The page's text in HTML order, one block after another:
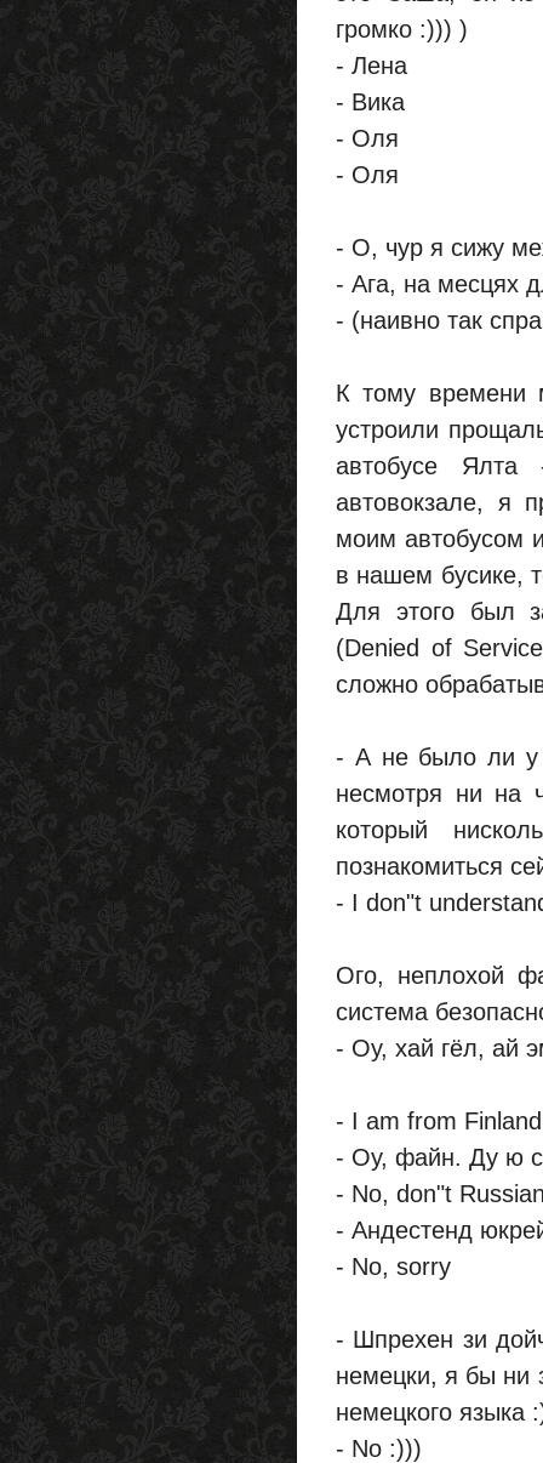
громко :))) )
- Лена
- Вика
- Оля
- Оля
- О, чур я сижу
- Ага, на месцях
- (наивно так
К тому времени
устроили
автобусе
автовокзале, я
моим автобусом
в нашем бусике,
Для этого был
(Denied of
сложно
- А не было ли у
несмотря ни на
который
познакомиться
- I don"t
Ого, неплохой
система
- Оу, хай гёл, ай
- I am from
- Оу, файн. Ду ю
- No, don"t
- Андестенд
- No, sorry
- Шпрехен зи
немецки, я бы ни
немецкого языка
- No :)))